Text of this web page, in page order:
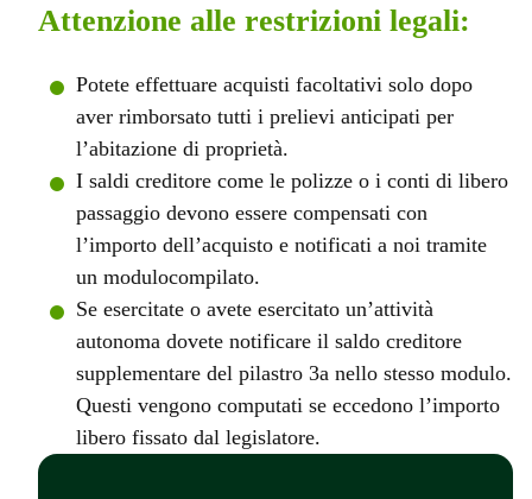
Attenzione alle restrizioni legali:
Potete effettuare acquisti facoltativi solo dopo
aver rimborsato tutti i prelievi anticipati per
l’abitazione di proprietà.
I saldi creditore come le polizze o i conti di libero
passaggio devono essere compensati con
l’importo dell’acquisto e notificati a noi tramite
un modulocompilato.
Se esercitate o avete esercitato un’attività
autonoma dovete notificare il saldo creditore
supplementare del pilastro 3a nello stesso modulo.
Questi vengono computati se eccedono l’importo
libero fissato dal legislatore.